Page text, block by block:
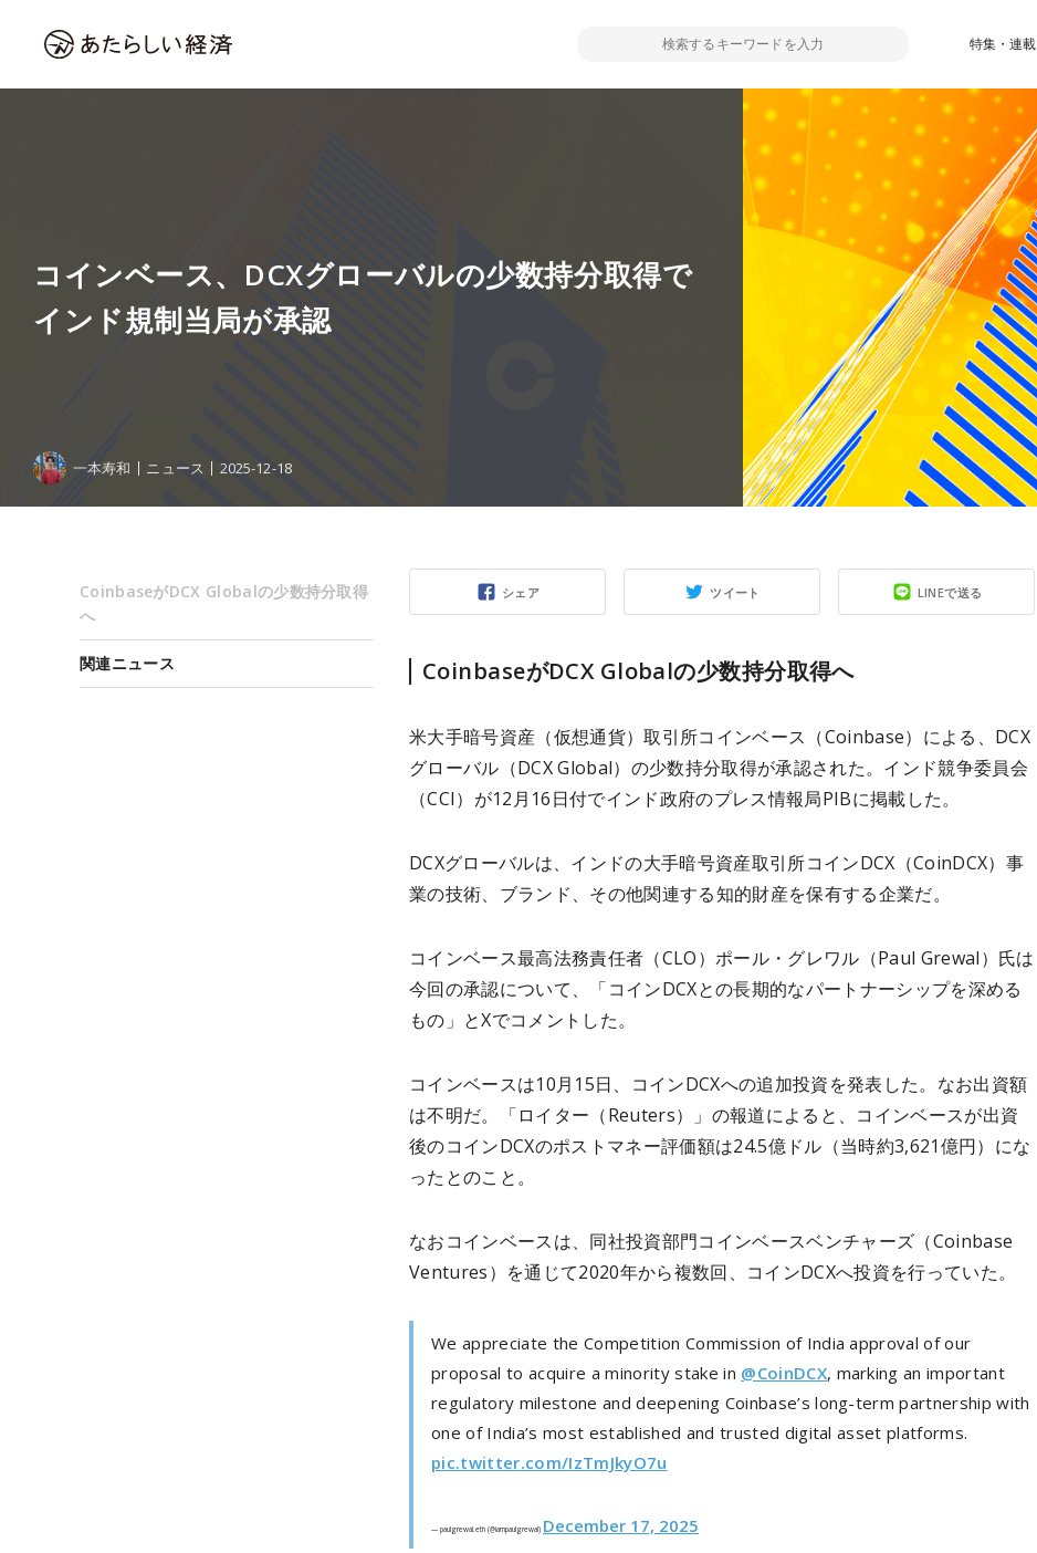
特集・連載
コインベース、DCXグローバルの少数持分取得で
インド規制当局が承認
一本寿和 ニュース 2025-12-18
シェア ツイート LINEで送る
CoinbaseがDCX Globalの少数持分取得へ
米大手暗号資産（仮想通貨）取引所コインベース（Coinbase）による、DCX
グローバル（DCX Global）の少数持分取得が承認された。インド競争委員会
（CCI）が12月16日付でインド政府のプレス情報局PIBに掲載した。
DCXグローバルは、インドの大手暗号資産取引所コインDCX（CoinDCX）事
業の技術、ブランド、その他関連する知的財産を保有する企業だ。
コインベース最高法務責任者（CLO）ポール・グレワル（Paul Grewal）氏は
今回の承認について、「コインDCXとの長期的なパートナーシップを深める
もの」とXでコメントした。
コインベースは10月15日、コインDCXへの追加投資を発表した。なお出資額
は不明だ。「ロイター（Reuters）」の報道によると、コインベースが出資
後のコインDCXのポストマネー評価額は24.5億ドル（当時約3,621億円）にな
ったとのこと。
なおコインベースは、同社投資部門コインベースベンチャーズ（Coinbase
Ventures）を通じて2020年から複数回、コインDCXへ投資を行っていた。
We appreciate the Competition Commission of India approval of our
proposal to acquire a minority stake in @CoinDCX, marking an important
regulatory milestone and deepening Coinbase’s long-term partnership with
one of India’s most established and trusted digital asset platforms.
pic.twitter.com/IzTmJkyO7u
— paulgrewal.eth (@iampaulgrewal) December 17, 2025
CoinbaseがDCX Globalの少数持分取得
へ
関連ニュース